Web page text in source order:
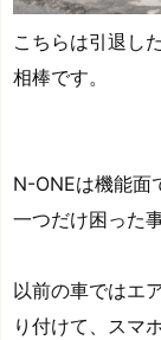
こちらは引退し
相棒です。
N-ONEは機能面
一つだけ困った
以前の車ではエ
り付けて、スマ